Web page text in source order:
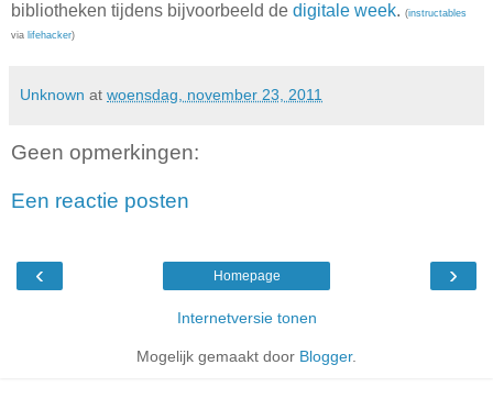
bibliotheken tijdens bijvoorbeeld de digitale week. (instructables
via lifehacker)
Unknown at woensdag, november 23, 2011
Geen opmerkingen:
Een reactie posten
‹ ›
Homepage
Internetversie tonen
Mogelijk gemaakt door Blogger.